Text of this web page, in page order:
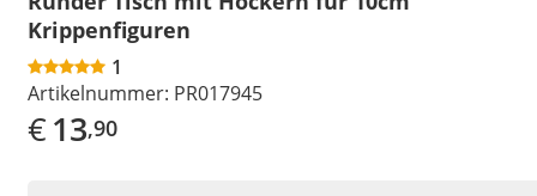
Krippenfiguren
1
Artikelnummer: PR017945
€13,90